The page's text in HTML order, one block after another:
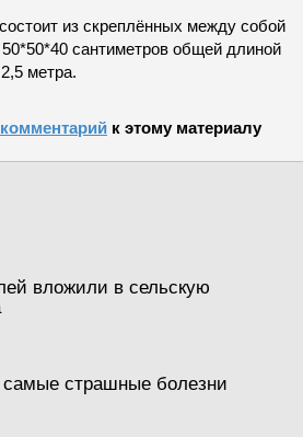
из скреплённых между собой
сантиметров общей длиной
метра.
к этому материалу
вложили в сельскую
страшные болезни